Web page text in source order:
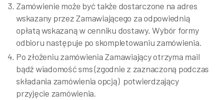
Zamówienie może być także dostarczone na adres
wskazany przez Zamawiającego za odpowiednią
opłatą wskazaną w cenniku dostawy. Wybór formy
odbioru następuje po skompletowaniu zamówienia.
Po złożeniu zamówienia Zamawiający otrzyma mail
bądź wiadomość sms (zgodnie z zaznaczoną podczas
składania zamówienia opcją) potwierdzający
przyjęcie zamówienia.